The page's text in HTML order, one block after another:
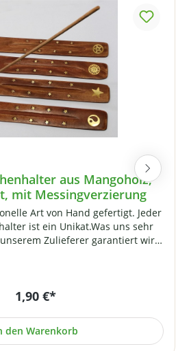
aus Mangoholz,
mit Messingverzierung
Art von Hand gefertigt. Jeder
ist ein Unikat.Was uns sehr
Zulieferer garantiert wird,
dieses Produkt daher einer
Räucherwerk. Falls Sie ein
wünschen, werden wir
1,90 €*
den Warenkorb